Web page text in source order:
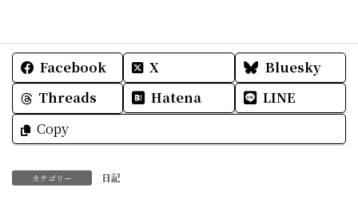
Facebook X
Bluesky
Threads
Hatena
LINE
Copy
カテゴリー 日記